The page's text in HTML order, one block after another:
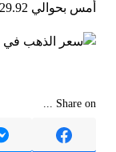
أمس بحوالي 629.92 دولارًا أمريكيًا.
Share on ...